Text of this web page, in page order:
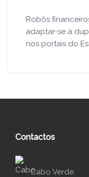
Robôs
adaptar-se à
nos portais do
Contactos
Cabo Verde